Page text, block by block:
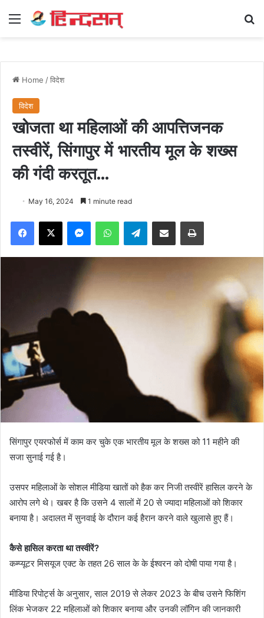
Menu
Home /विदेश
विदेश
खोजता था महिलाओं की आपत्तिजनक
तस्वीरें, सिंगापुर में भारतीय मूल के शख्स
की गंदी करतूत…
May 16, 2024 1 minute read
Facebook
X MessengerWhatsAppTelegramShare via Email Print
सिंगापुर एयरफोर्स में काम कर चुके एक भारतीय मूल के शख्स को 11 महीने की
सजा सुनाई गई है।
उसपर महिलाओं के सोशल मीडिया खातों को हैक कर निजी तस्वीरें हासिल करने के
आरोप लगे थे। खबर है कि उसने 4 सालों में 20 से ज्यादा महिलाओं को शिकार
बनाया है। अदालत में सुनवाई के दौरान कई हैरान करने वाले खुलासे हुए हैं।
कैसे हासिल करता था तस्वीरें?
कम्प्यूटर मिसयूज एक्ट के तहत 26 साल के के ईश्वरन को दोषी पाया गया है।
मीडिया रिपोर्ट्स के अनुसार, साल 2019 से लेकर 2023 के बीच उसने फिशिंग
लिंक भेजकर 22 महिलाओं को शिकार बनाया और उनकी लॉगिन की जानकारी